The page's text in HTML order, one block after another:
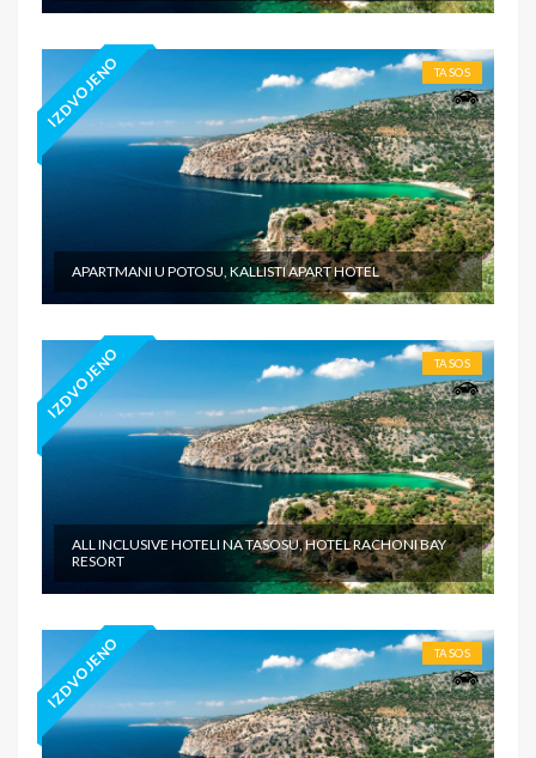
IZDVOJENO TASOS
APARTMANI U POTOSU, KALLISTI APART HOTEL
IZDVOJENO TASOS
ALL INCLUSIVE HOTELI NA TASOSU, HOTEL RACHONI BAY
RESORT
IZDVOJENO TASOS